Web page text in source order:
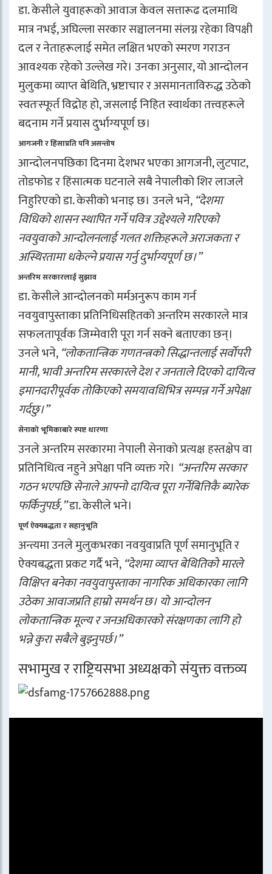
डा. केसीले युवाहरूको आवाज केवल सत्तारूढ दलमाथि
मात्र नभई, अघिल्ला सरकार सञ्चालनमा संलग्न रहेका विपक्षी
दल र नेताहरूलाई समेत लक्षित भएको स्मरण गराउन
आवश्यक रहेको उल्लेख गरे। उनका अनुसार, यो आन्दोलन
मुलुकमा व्याप्त बेथिति, भ्रष्टाचार र असमानताविरुद्ध उठेको
स्वतःस्फूर्त विद्रोह हो, जसलाई निहित स्वार्थका तत्त्वहरूले
बदनाम गर्ने प्रयास दुर्भाग्यपूर्ण छ।
आगजनी र हिंसाप्रति पनि असन्तोष
आन्दोलनपछिका दिनमा देशभर भएका आगजनी, लुटपाट,
तोडफोड र हिंसात्मक घटनाले सबै नेपालीको शिर लाजले
निहुरिएको डा. केसीको भनाइ छ। उनले भने,“देशमा
विधिको शासन स्थापित गर्ने पवित्र उद्देश्यले गरिएको
नवयुवाको आन्दोलनलाई गलत शक्तिहरूले अराजकता र
अस्थिरतामा धकेल्ने प्रयास गर्नु दुर्भाग्यपूर्ण छ।”
अन्तरिम सरकारलाई सुझाव
डा. केसीले आन्दोलनको मर्मअनुरूप काम गर्न
नवयुवापुस्ताका प्रतिनिधिसहितको अन्तरिम सरकारले मात्र
सफलतापूर्वक जिम्मेवारी पूरा गर्न सक्ने बताएका छन्।
उनले भने,“लोकतान्त्रिक गणतन्त्रको सिद्धान्तलाई सर्वोपरी
मानी, भावी अन्तरिम सरकारले देश र जनताले दिएको दायित्व
इमानदारीपूर्वक तोकिएको समयावधिभित्र सम्पन्न गर्ने अपेक्षा
गर्दछु।”
सेनाको भूमिकाबारे स्पष्ट धारणा
उनले अन्तरिम सरकारमा नेपाली सेनाको प्रत्यक्ष हस्तक्षेप वा
प्रतिनिधित्व नहुने अपेक्षा पनि व्यक्त गरे। “अन्तरिम सरकार
गठन भएपछि सेनाले आफ्नो दायित्व पूरा गर्नेबित्तिकै ब्यारेक
फर्किनुपर्छ,”डा. केसीले भने।
पूर्ण ऐक्यबद्धता र सहानुभूति
अन्त्यमा उनले मुलुकभरका नवयुवाप्रति पूर्ण समानुभूति र
ऐक्यबद्धता प्रकट गर्दै भने,“देशमा व्याप्त बेथितिको मारले
विक्षिप्त बनेका नवयुवापुस्ताका नागरिक अधिकारका लागि
उठेका आवाजप्रति हाम्रो समर्थन छ। यो आन्दोलन
लोकतान्त्रिक मूल्य र जनअधिकारको संरक्षणका लागि हो
भन्ने कुरा सबैले बुझ्नुपर्छ।”
सभामुख र राष्ट्रियसभा अध्यक्षको संयुक्त वक्तव्य